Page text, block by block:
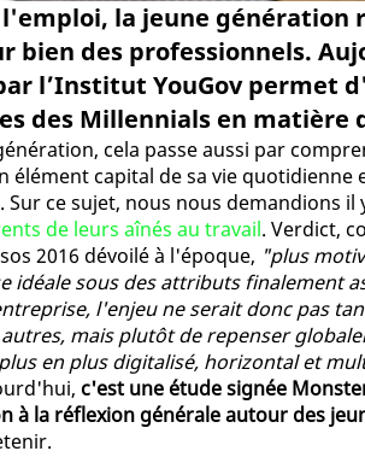
l'emploi, la jeune génération
bien des professionnels.
l’Institut YouGov permet
des Millennials en matière
cela passe aussi par
élément capital de sa vie
ce sujet, nous nous demandions il
de leurs aînés au travail. Verdict,
2016 dévoilé à l'époque, "plus
idéale sous des attributs finalement
l'enjeu ne serait donc pas
mais plutôt de repenser
en plus digitalisé, horizontal et
c'est une étude signée
à la réflexion générale autour des